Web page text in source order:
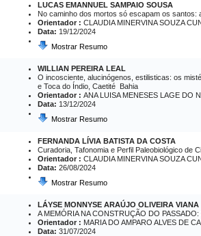
LUCAS EMANNUEL SAMPAIO SOUSA
No caminho dos mortos só escapam os
Orientador : CLAUDIA MINERVINA SOUZA
Data: 19/12/2024
Mostrar Resumo
WILLIAN PEREIRA LEAL
O incosciente, alucinógenos, estilisticas: os
e Toca do Índio, Caetité  Bahia
Orientador : ANA LUISA MENESES LAGE DO
Data: 13/12/2024
Mostrar Resumo
FERNANDA LÍVIA BATISTA DA COSTA
Curadoria, Tafonomia e Perfil Paleobiológico de
Orientador : CLAUDIA MINERVINA SOUZA
Data: 26/08/2024
Mostrar Resumo
LÁYSE MONNYSE ARAÚJO OLIVEIRA VIANA
A MEMÓRIA NA CONSTRUÇÃO DO
Orientador : MARIA DO AMPARO ALVES DE
Data: 31/07/2024